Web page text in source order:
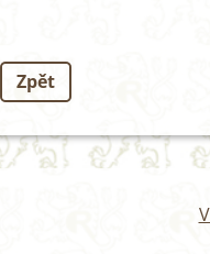
Zpět